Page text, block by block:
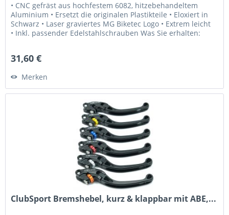
• CNC gefräst aus hochfestem 6082, hitzebehandeltem
Aluminium • Ersetzt die originalen Plastikteile • Eloxiert in
Schwarz • Laser graviertes MG Biketec Logo • Extrem leicht
• Inkl. passender Edelstahlschrauben Was Sie erhalten:
31,60 €
Merken
ClubSport Bremshebel, kurz & klappbar mit ABE,...